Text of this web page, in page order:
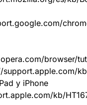
browser/
support.apple.com/
y iPhone
kb/